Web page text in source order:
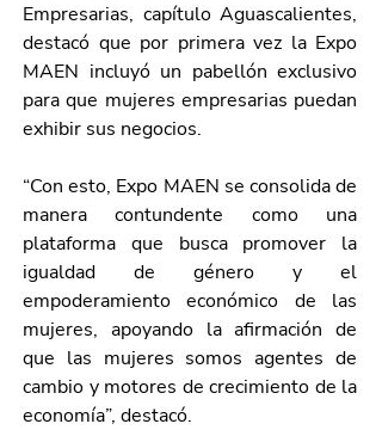
Empresarias, capítulo Aguascalientes,
destacó que por primera vez la Expo
MAEN incluyó un pabellón exclusivo
para que mujeres empresarias puedan
exhibir sus negocios.
“Con esto, Expo MAEN se consolida de
manera contundente como una
plataforma que busca promover la
igualdad de género y el
empoderamiento económico de las
mujeres, apoyando la afirmación de
que las mujeres somos agentes de
cambio y motores de crecimiento de la
economía”, destacó.